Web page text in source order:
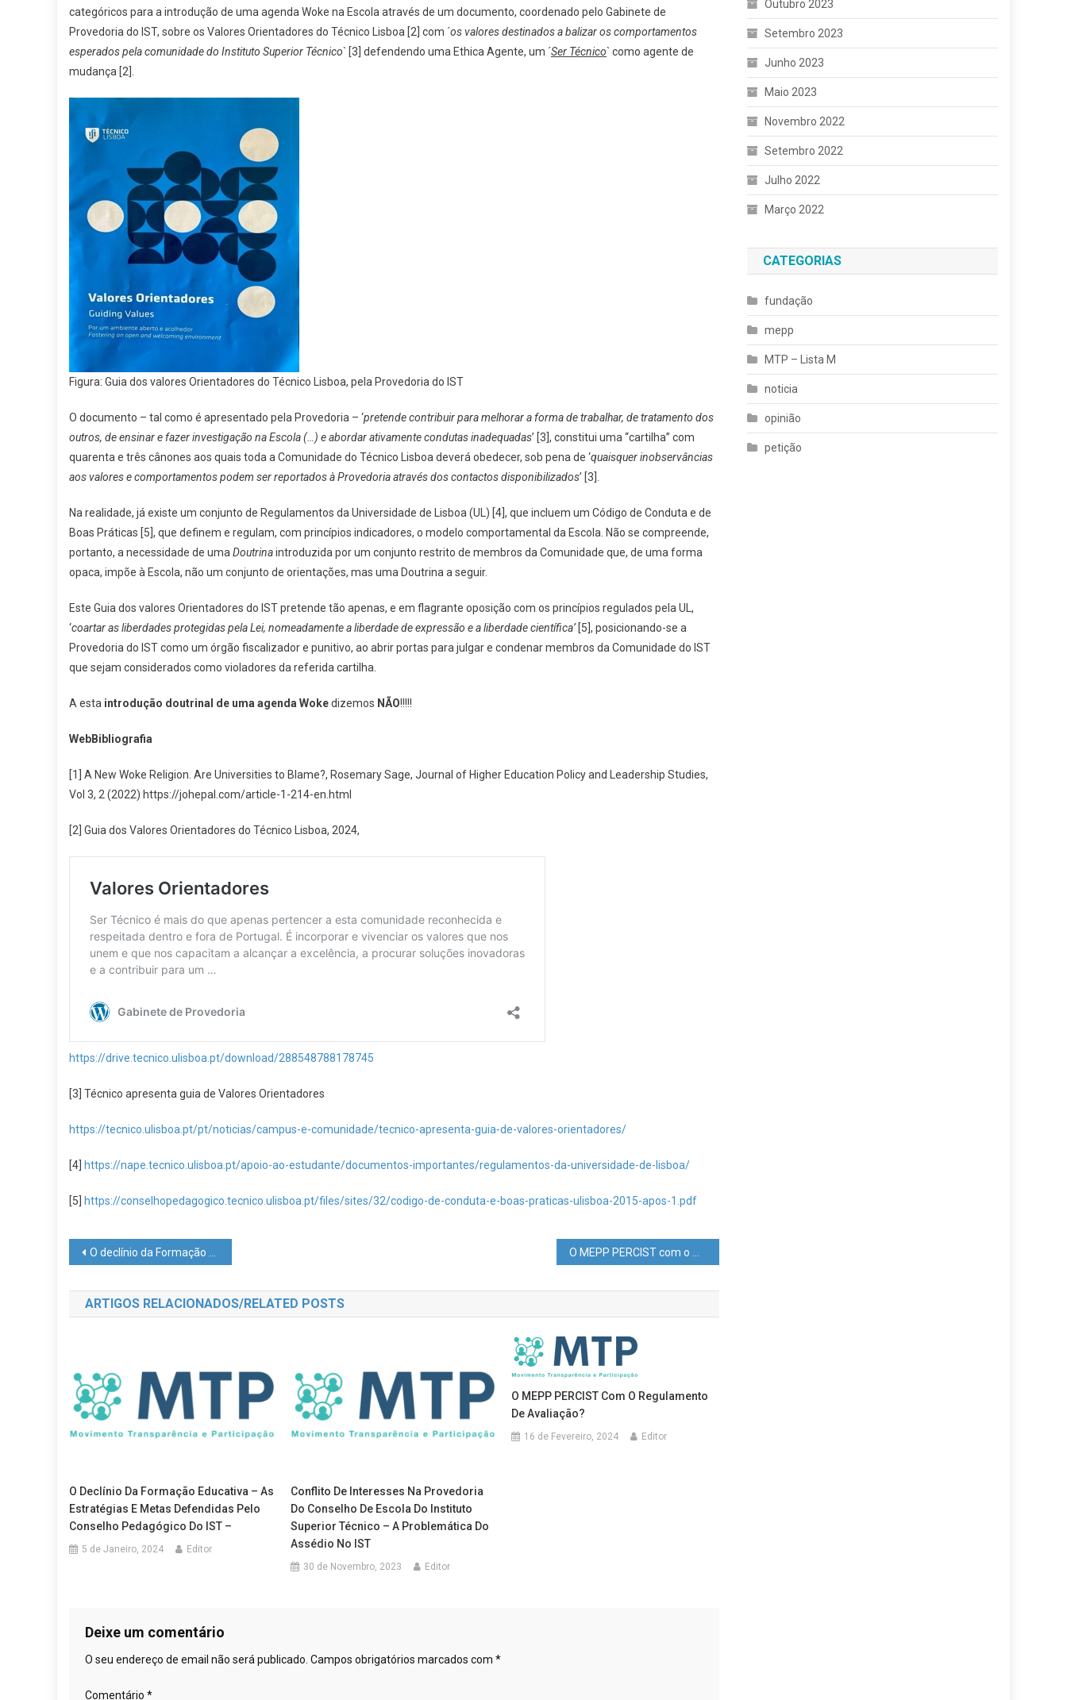
categóricos para a introdução de uma agenda Woke na Escola através de um documento, coordenado pelo Gabinete de
Provedoria do IST, sobre os Valores Orientadores do Técnico Lisboa [2] com ´os valores destinados a balizar os comportamentos
esperados pela comunidade do Instituto Superior Técnico` [3] defendendo uma Ethica Agente, um ´Ser Técnico` como agente de
mudança [2].
Figura: Guia dos valores Orientadores do Técnico Lisboa, pela Provedoria do IST
O documento – tal como é apresentado pela Provedoria – ‘pretende contribuir para melhorar a forma de trabalhar, de tratamento dos
outros, de ensinar e fazer investigação na Escola (…) e abordar ativamente condutas inadequadas’ [3], constitui uma “cartilha” com
quarenta e três cânones aos quais toda a Comunidade do Técnico Lisboa deverá obedecer, sob pena de ‘quaisquer inobservâncias
aos valores e comportamentos podem ser reportados à Provedoria através dos contactos disponibilizados’ [3].
Na realidade, já existe um conjunto de Regulamentos da Universidade de Lisboa (UL) [4], que incluem um Código de Conduta e de
Boas Práticas [5], que definem e regulam, com princípios indicadores, o modelo comportamental da Escola. Não se compreende,
portanto, a necessidade de uma Doutrinaintroduzida por um conjunto restrito de membros da Comunidade que, de uma forma
opaca, impõe à Escola, não um conjunto de orientações, mas uma Doutrina a seguir.
Este Guia dos valores Orientadores do IST pretende tão apenas, e em flagrante oposição com os princípios regulados pela UL,
‘coartar as liberdades protegidas pela Lei, nomeadamente a liberdade de expressão e a liberdade científica’ [5], posicionando-se a
Provedoria do IST como um órgão fiscalizador e punitivo, ao abrir portas para julgar e condenar membros da Comunidade do IST
que sejam considerados como violadores da referida cartilha.
A esta introdução doutrinal de uma agenda Wokedizemos NÃO!!!!!
WebBibliografia
[1] A New Woke Religion. Are Universities to Blame?, Rosemary Sage, Journal of Higher Education Policy and Leadership Studies,
Vol 3, 2 (2022) https://johepal.com/article-1-214-en.html
[2] Guia dos Valores Orientadores do Técnico Lisboa, 2024,
https://drive.tecnico.ulisboa.pt/download/288548788178745
[3] Técnico apresenta guia de Valores Orientadores
https://tecnico.ulisboa.pt/pt/noticias/campus-e-comunidade/tecnico-apresenta-guia-de-valores-orientadores/
[4] https://nape.tecnico.ulisboa.pt/apoio-ao-estudante/documentos-importantes/regulamentos-da-universidade-de-lisboa/
[5] https://conselhopedagogico.tecnico.ulisboa.pt/files/sites/32/codigo-de-conduta-e-boas-praticas-ulisboa-2015-apos-1.pdf
Navegação
de
artigos
O declínio da Formação Educativa – As estratégias e metas defendidas pelo Conselho Pedagógico do IST –
ARTIGOS RELACIONADOS/RELATED POSTS
O Declínio Da Formação Educativa – As
Estratégias E Metas Defendidas Pelo
Conselho Pedagógico Do IST –
5 de Janeiro, 2024 Editor
Conflito De Interesses Na Provedoria
Do Conselho De Escola Do Instituto
Superior Técnico – A Problemática Do
Assédio No IST
30 de Novembro, 2023 Editor
O MEPP PERCIST Com O Regulamento
De Avaliação?
16 de Fevereiro, 2024 Editor
Deixe um comentário
O seu endereço de email não será publicado. Campos obrigatórios marcados com *
Comentário *
Outubro 2023
Setembro 2023
Junho 2023
Maio 2023
Novembro 2022
Setembro 2022
Julho 2022
Março 2022
CATEGORIAS
fundação
mepp
MTP – Lista M
noticia
opinião
petição